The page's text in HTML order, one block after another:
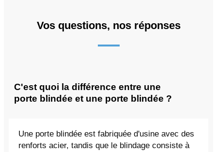
Vos questions, nos réponses
C'est quoi la différence entre une
porte blindée et une porte blindée ?
Une porte blindée est fabriquée d'usine avec des
renforts acier, tandis que le blindage consiste à